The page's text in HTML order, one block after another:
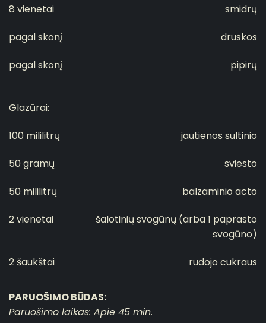
8 vienetai smidrų
pagal skonį druskos
pagal skonį pipirų
Glazūrai:
100 mililitrų jautienos sultinio
50 gramų sviesto
50 mililitrų balzaminio acto
2 vienetai
šalotinių svogūnų (arba 1 paprasto
svogūno)
2 šaukštai rudojo cukraus
PARUOŠIMO BŪDAS:
Paruošimo laikas: Apie 45 min.